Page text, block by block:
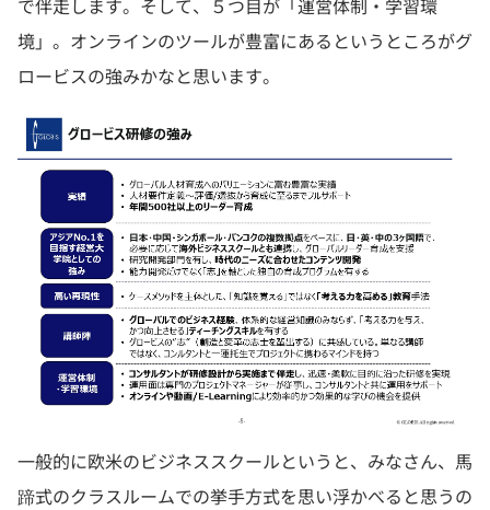
で伴走します。そして、５つ目が「運営体制・学習環
境」。オンラインのツールが豊富にあるというところがグ
ロービスの強みかなと思います。
一般的に欧米のビジネススクールというと、みなさん、馬
蹄式のクラスルームでの挙手方式を思い浮かべると思うの